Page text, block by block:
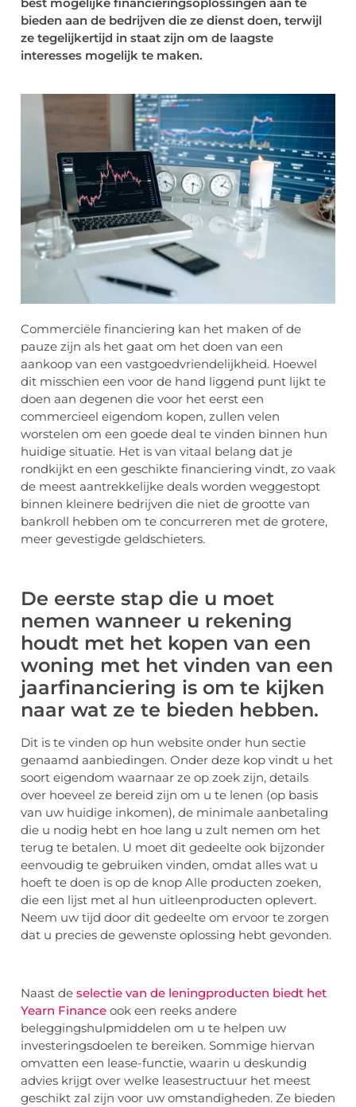
best mogelijke financieringsoplossingen aan te
bieden aan de bedrijven die ze dienst doen, terwijl
ze tegelijkertijd in staat zijn om de laagste
interesses mogelijk te maken.
Commerciële financiering kan het maken of de
pauze zijn als het gaat om het doen van een
aankoop van een vastgoedvriendelijkheid. Hoewel
dit misschien een voor de hand liggend punt lijkt te
doen aan degenen die voor het eerst een
commercieel eigendom kopen, zullen velen
worstelen om een goede deal te vinden binnen hun
huidige situatie. Het is van vitaal belang dat je
rondkijkt en een geschikte financiering vindt, zo vaak
de meest aantrekkelijke deals worden weggestopt
binnen kleinere bedrijven die niet de grootte van
bankroll hebben om te concurreren met de grotere,
meer gevestigde geldschieters.
De eerste stap die u moet
nemen wanneer u rekening
houdt met het kopen van een
woning met het vinden van een
jaarfinanciering is om te kijken
naar wat ze te bieden hebben.
Dit is te vinden op hun website onder hun sectie
genaamd aanbiedingen. Onder deze kop vindt u het
soort eigendom waarnaar ze op zoek zijn, details
over hoeveel ze bereid zijn om u te lenen (op basis
van uw huidige inkomen), de minimale aanbetaling
die u nodig hebt en hoe lang u zult nemen om het
terug te betalen. U moet dit gedeelte ook bijzonder
eenvoudig te gebruiken vinden, omdat alles wat u
hoeft te doen is op de knop Alle producten zoeken,
die een lijst met al hun uitleenproducten oplevert.
Neem uw tijd door dit gedeelte om ervoor te zorgen
dat u precies de gewenste oplossing hebt gevonden.
Naast de selectie van de leningproducten biedt het
Yearn Finance ook een reeks andere
beleggingshulpmiddelen om u te helpen uw
investeringsdoelen te bereiken. Sommige hiervan
omvatten een lease-functie, waarin u deskundig
advies krijgt over welke leasestructuur het meest
geschikt zal zijn voor uw omstandigheden. Ze bieden